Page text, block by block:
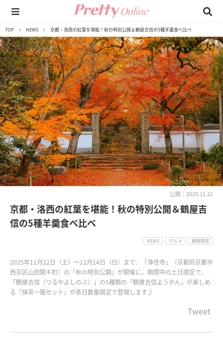
TOP NEWS 京都・洛西の紅葉を堪能！秋の特別公開＆鶴屋吉信の5種羊羹食べ比べ
公開：2025.11.21
京都・洛西の紅葉を堪能！秋の特別公開＆鶴屋吉
信の5種羊羹食べ比べ
NEWS グルメ 期間限定
2025年11月22日（土）～12月14日（日）まで、「浄住寺」（京都府京都市
西京区山田開キ町）の「秋の特別公開」が開催に。期間中の土日限定で、
「鶴屋吉信（つるやよしのぶ）」の5種類の「鶴屋吉信ようかん」が楽しめ
る「抹茶一服セット」が各日数量限定で登場します♪
Tweet